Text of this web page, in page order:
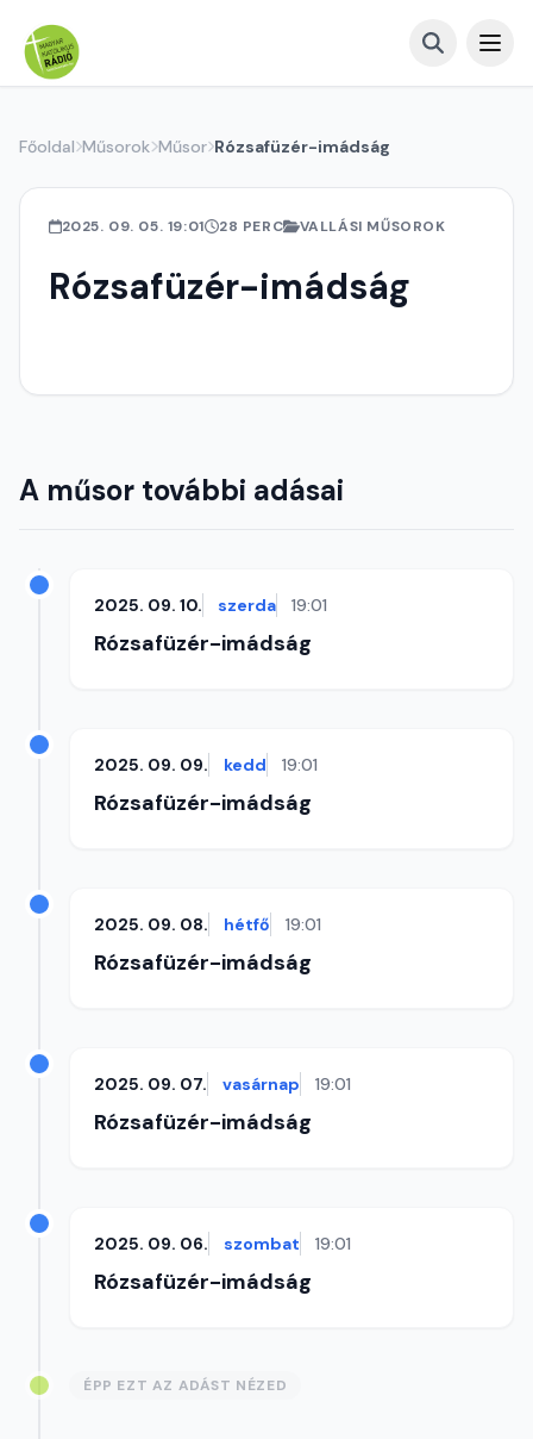
Főoldal Műsorok Műsor Rózsafüzér-imádság
2025. 09. 05. 19:01 28 PERC VALLÁSI MŰSOROK
Rózsafüzér-imádság
A műsor további adásai
2025. 09. 10. szerda 19:01
Rózsafüzér-imádság
2025. 09. 09. kedd 19:01
Rózsafüzér-imádság
2025. 09. 08. hétfő 19:01
Rózsafüzér-imádság
2025. 09. 07. vasárnap 19:01
Rózsafüzér-imádság
2025. 09. 06. szombat 19:01
Rózsafüzér-imádság
ÉPP EZT AZ ADÁST NÉZED